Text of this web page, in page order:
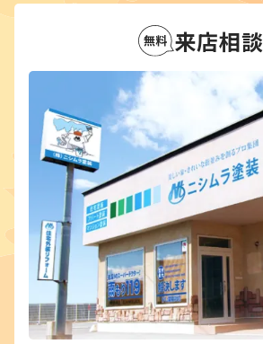
来店相談